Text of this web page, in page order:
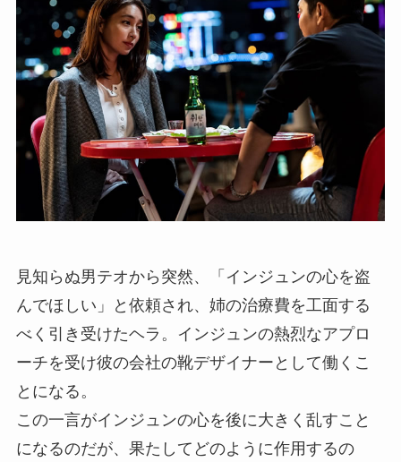
見知らぬ男テオから突然、「インジュンの心を盗
んでほしい」と依頼され、姉の治療費を工面する
べく引き受けたヘラ。インジュンの熱烈なアプロ
ーチを受け彼の会社の靴デザイナーとして働くこ
とになる。
この一言がインジュンの心を後に大きく乱すこと
になるのだが、果たしてどのように作用するの